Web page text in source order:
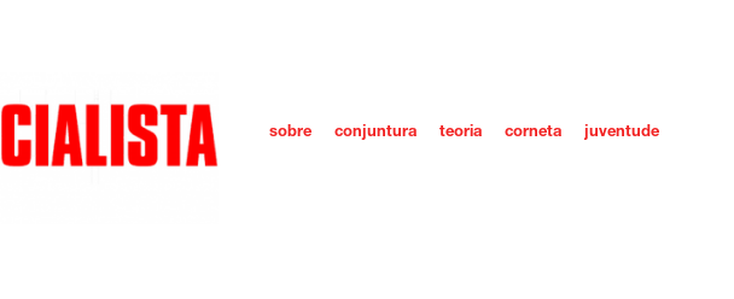
sobre conjuntura teoria corneta juventude